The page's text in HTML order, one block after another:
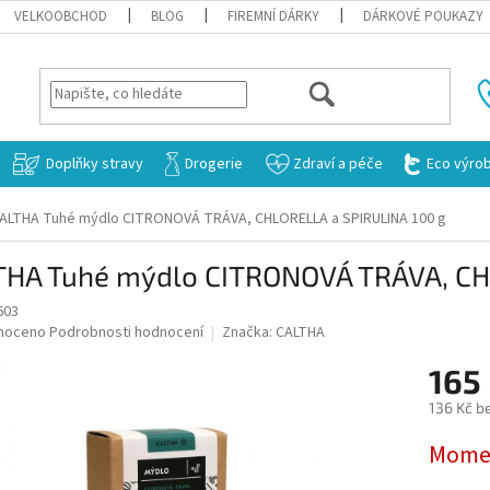
VELKOOBCHOD BLOG FIREMNÍ DÁRKY DÁRKOVÉ POUKAZY
HLEDAT
Doplňky stravy Drogerie Zdraví a péče Eco
Tuhé mýdlo CITRONOVÁ TRÁVA, CHLORELLA a SPIRULINA 100 g
Tuhé mýdlo CITRONOVÁ TRÁVA,
Podrobnosti hodnocení Značka: CALTHA
165
136 Kč
cena: